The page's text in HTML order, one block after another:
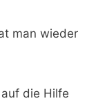
man wieder
die Hilfe